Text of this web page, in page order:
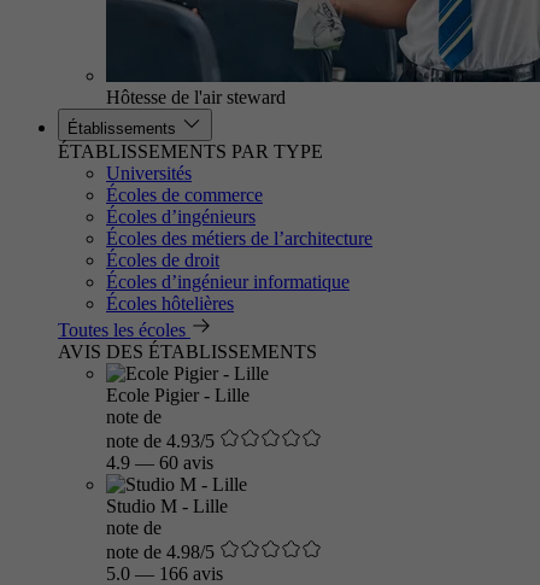
Hôtesse de l'air steward
Établissements
ÉTABLISSEMENTS PAR TYPE
Universités
Écoles de commerce
Écoles d’ingénieurs
Écoles des métiers de l’architecture
Écoles de droit
Écoles d’ingénieur informatique
Écoles hôtelières
Toutes les écoles
AVIS DES ÉTABLISSEMENTS
Ecole Pigier - Lille
note de
note de 4.93/5
4.9 — 60 avis
Studio M - Lille
note de
note de 4.98/5
5.0 — 166 avis